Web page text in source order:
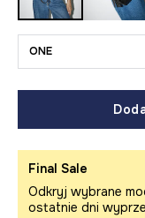
ONE
Final Sale
Odkryj wybrane
ostatnie dni